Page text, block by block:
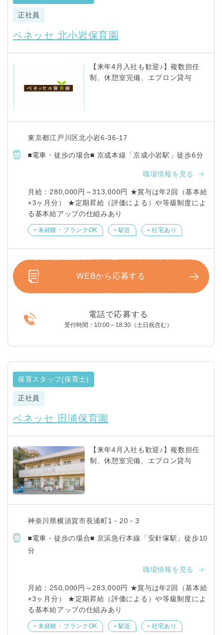
正社員
ベネッセ 北小岩保育園
【来年4月入社も歓迎♪】複数担任
制、休憩室完備、エプロン貸与
東京都江戸川区北小岩6-36-17
■電車・徒歩の場合■ 京成本線「京成小岩駅」徒歩6分
職場情報を見る
月給：280,000円～313,000円 ★賞与は年2回（基本給
×3ヶ月分） ★定期昇給（評価による）や等級制度によ
る基本給アップの仕組みあり
未経験・ブランクOK 駅近 社宅あり
WEBから応募する
電話で応募する
受付時間：10:00～18:30（土日祝含む）
保育スタッフ(保育士)
正社員
ベネッセ 田浦保育園
【来年4月入社も歓迎♪】複数担任
制、休憩室完備、エプロン貸与
神奈川県横須賀市長浦町1－20－3
■電車・徒歩の場合■ 京浜急行本線「安針塚駅」徒歩10
分
職場情報を見る
月給：250,000円～283,000円 ★賞与は年2回（基本給
×3ヶ月分） ★定期昇給（評価による）や等級制度によ
る基本給アップの仕組みあり
未経験・ブランクOK 駅近 社宅あり